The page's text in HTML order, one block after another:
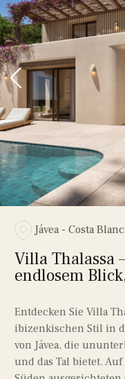
Jávea - Costa
Villa Thalassa
endlosem
Entdecken Sie Villa
ibizenkischen Stil in
von Jávea, die
und das Tal bietet.